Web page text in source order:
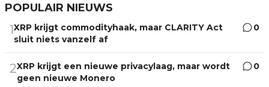
POPULAIR NIEUWS
1XRP krijgt commodityhaak, maar CLARITY Act
sluit niets vanzelf af
0
2XRP krijgt een nieuwe privacylaag, maar wordt
geen nieuwe Monero
0